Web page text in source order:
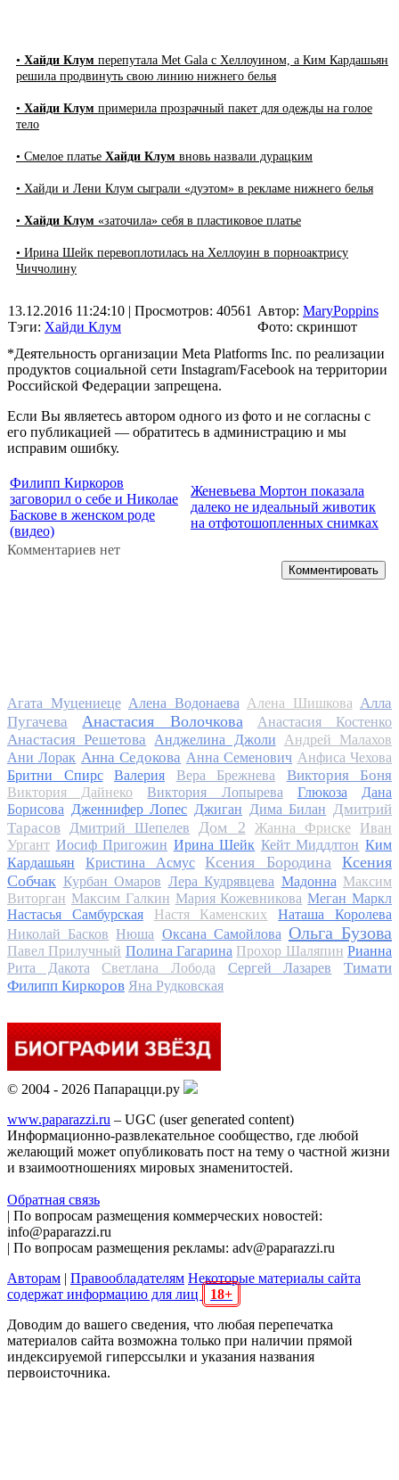
• Хайди Клум перепутала Met Gala с Хеллоуином, а Ким Кардашьян
решила продвинуть свою линию нижнего белья
• Хайди Клум примерила прозрачный пакет для одежды на голое
тело
• Смелое платье Хайди Клум вновь назвали дурацким
• Хайди и Лени Клум сыграли «дуэтом» в рекламе нижнего белья
• Хайди Клум «заточила» себя в пластиковое платье
• Ирина Шейк перевоплотилась на Хеллоуин в порноактрису
Чиччолину
13.12.2016 11:24:10 | Просмотров: 40561
Тэги: Хайди Клум
Автор: MaryPoppins
Фото: скриншот
*Деятельность организации Meta Platforms Inc. по реализации
продуктов социальной сети Instagram/Facebook на территории
Российской Федерации запрещена.
Если Вы являетесь автором одного из фото и не согласны с
его публикацией — обратитесь в администрацию и мы
исправим ошибку.
Филипп Киркоров
заговорил о себе и Николае
Баскове в женском роде
(видео)
Женевьева Мортон показала
далеко не идеальный животик
на отфотошопленных снимках
Комментариев нет
Комментировать
Агата Муцениеце Алена Водонаева Алена Шишкова Алла
Пугачева
Анастасия Волочкова Анастасия Костенко
Анастасия Решетова Анджелина Джоли
Андрей Малахов
Ани Лорак Анна Седокова Анна Семенович Анфиса Чехова
Бритни Спирс
Валерия Вера Брежнева Виктория Боня
Виктория Дайнеко Виктория Лопырева Глюкоза
Дана
Борисова Дженнифер Лопес Джиган Дима Билан Дмитрий
Тарасов
Дмитрий Шепелев Дом 2 Жанна Фриске
Иван
Ургант Иосиф Пригожин Ирина Шейк Кейт Миддлтон Ким
Кардашьян
Кристина Асмус Ксения Бородина
Ксения
Собчак Курбан Омаров Лера Кудрявцева Мадонна Максим
Виторган Максим Галкин Мария Кожевникова Меган Маркл
Настасья Самбурская
Настя Каменских
Наташа Королева
Николай Басков Нюша Оксана Самойлова Ольга Бузова
Павел Прилучный Полина Гагарина Прохор Шаляпин Рианна
Рита Дакота
Светлана Лобода Сергей Лазарев
Тимати
Филипп Киркоров Яна Рудковская
© 2004 - 2026 Папарацци.ру
www.paparazzi.ru – UGC (user generated content)
Информационно-развлекательное сообщество, где любой
желающий может опубликовать пост на тему о частной жизни
и взаимоотношениях мировых знаменитостей.
Обратная связь
| По вопросам размещения коммерческих новостей:
info@paparazzi.ru
| По вопросам размещения рекламы: adv@paparazzi.ru
Авторам | Правообладателям Некоторые материалы сайта
содержат информацию для лиц
18+
Доводим до вашего сведения, что любая перепечатка
материалов сайта возможна только при наличии прямой
индексируемой гиперссылки и указания названия
первоисточника.